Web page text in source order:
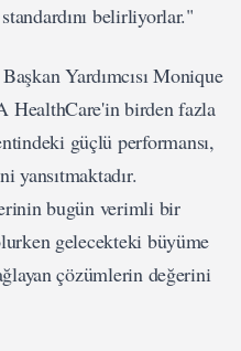
belirliyorlar."
Yardımcısı Monique
HealthCare'in birden fazla
güçlü performansı,
yansıtmaktadır.
bugün verimli bir
gelecekteki büyüme
çözümlerin değerini